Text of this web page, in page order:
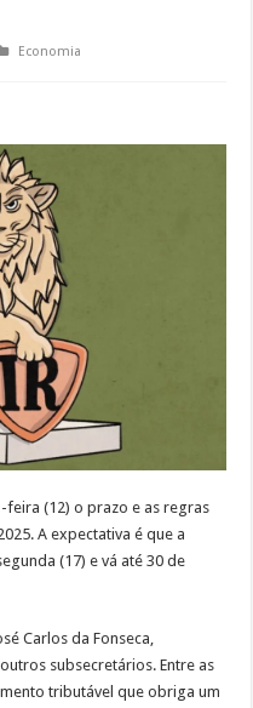
Economia
feira (12) o prazo e as regras
A expectativa é que a
(17) e vá até 30 de
Carlos da Fonseca,
subsecretários. Entre as
tributável que obriga um